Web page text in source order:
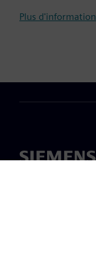
Plus d'information